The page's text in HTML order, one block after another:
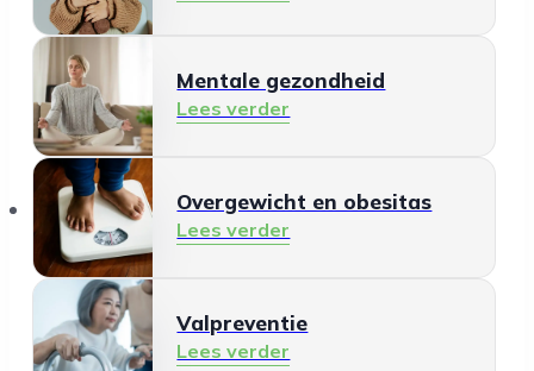
Mentale gezondheid
Lees verder
Overgewicht en obesitas
Lees verder
Valpreventie
Lees verder
Organisaties